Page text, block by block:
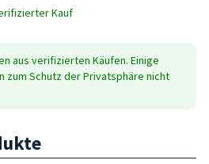
Kauf
aus verifizierten Käufen. Einige
zum Schutz der Privatsphäre nicht